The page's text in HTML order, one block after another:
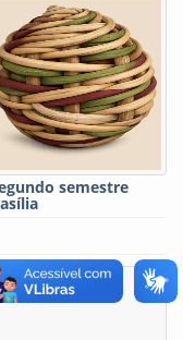
semestre